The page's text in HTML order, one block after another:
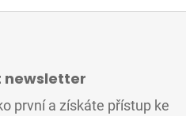
newsletter
první a získáte přístup ke